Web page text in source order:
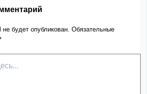
будет опубликован. Обязательные